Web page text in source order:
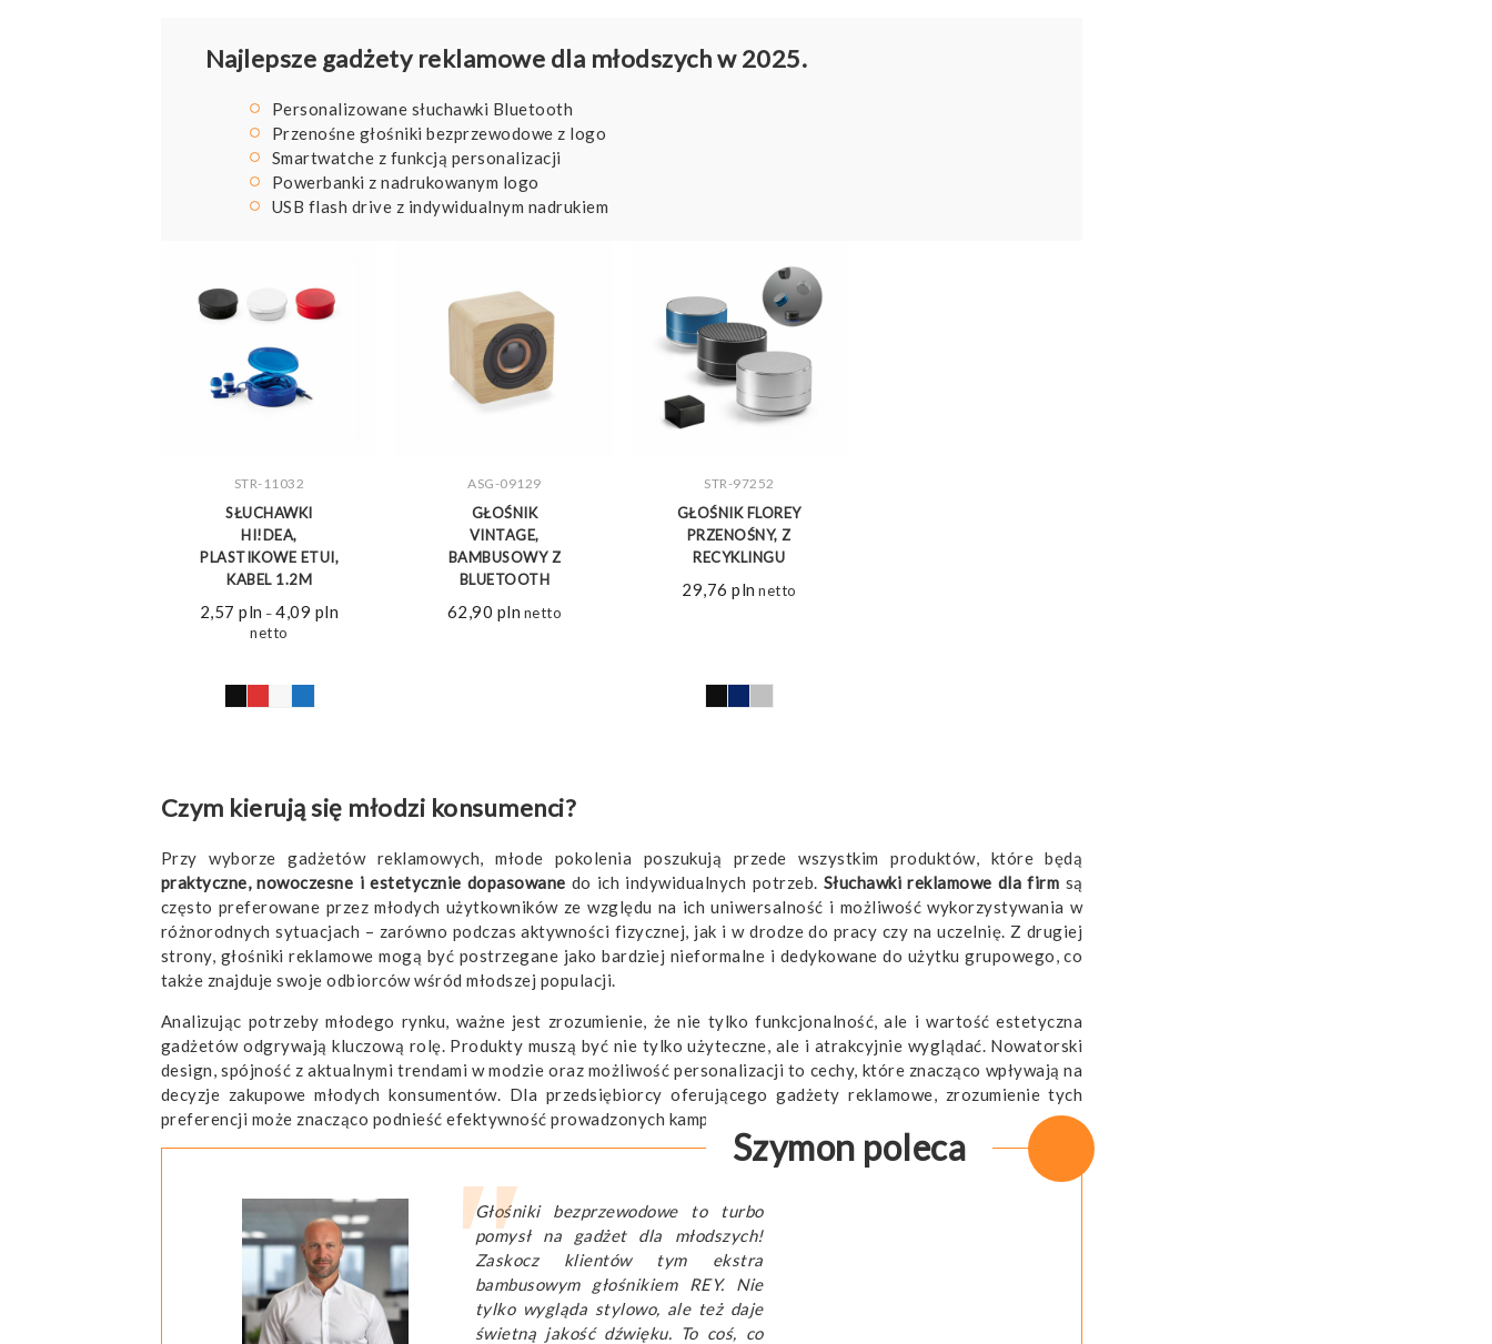
Najlepsze gadżety reklamowe dla młodszych w 2025.
Personalizowane słuchawki Bluetooth
Przenośne głośniki bezprzewodowe z logo
Smartwatche z funkcją personalizacji
Powerbanki z nadrukowanym logo
USB flash drive z indywidualnym nadrukiem
ZOBACZ WIĘCEJ
STR-11032
SŁUCHAWKI
HI!DEA,
PLASTIKOWE ETUI,
KABEL 1.2M
2,57pln – 4,09 pln
netto
ZOBACZ WIĘCEJ
ASG-09129
GŁOŚNIK
VINTAGE,
BAMBUSOWY Z
BLUETOOTH
62,90 pln netto
ZOBACZ WIĘCEJ
STR-97252
GŁOŚNIK FLOREY
PRZENOŚNY, Z
RECYKLINGU
29,76pln netto
Czym kierują się młodzi konsumenci?
Przy wyborze gadżetów reklamowych, młode pokolenia poszukują przede wszystkim produktów, które będą
praktyczne, nowoczesne i estetycznie dopasowane do ich indywidualnych potrzeb. Słuchawki reklamowe dla firm są
często preferowane przez młodych użytkowników ze względu na ich uniwersalność i możliwość wykorzystywania w
różnorodnych sytuacjach – zarówno podczas aktywności fizycznej, jak i w drodze do pracy czy na uczelnię. Z drugiej
strony, głośniki reklamowe mogą być postrzegane jako bardziej nieformalne i dedykowane do użytku grupowego, co
także znajduje swoje odbiorców wśród młodszej populacji.
Analizując potrzeby młodego rynku, ważne jest zrozumienie, że nie tylko funkcjonalność, ale i wartość estetyczna
gadżetów odgrywają kluczową rolę. Produkty muszą być nie tylko użyteczne, ale i atrakcyjnie wyglądać. Nowatorski
design, spójność z aktualnymi trendami w modzie oraz możliwość personalizacji to cechy, które znacząco wpływają na
decyzje zakupowe młodych konsumentów. Dla przedsiębiorcy oferującego gadżety reklamowe, zrozumienie tych
preferencji może znacząco podnieść efektywność prowadzonych kampanii marketingowych.
Szymon poleca
Głośniki bezprzewodowe to turbo
pomysł na gadżet dla młodszych!
Zaskocz klientów tym ekstra
bambusowym głośnikiem REY. Nie
tylko wygląda stylowo, ale też daje
świetną jakość dźwięku. To coś, co